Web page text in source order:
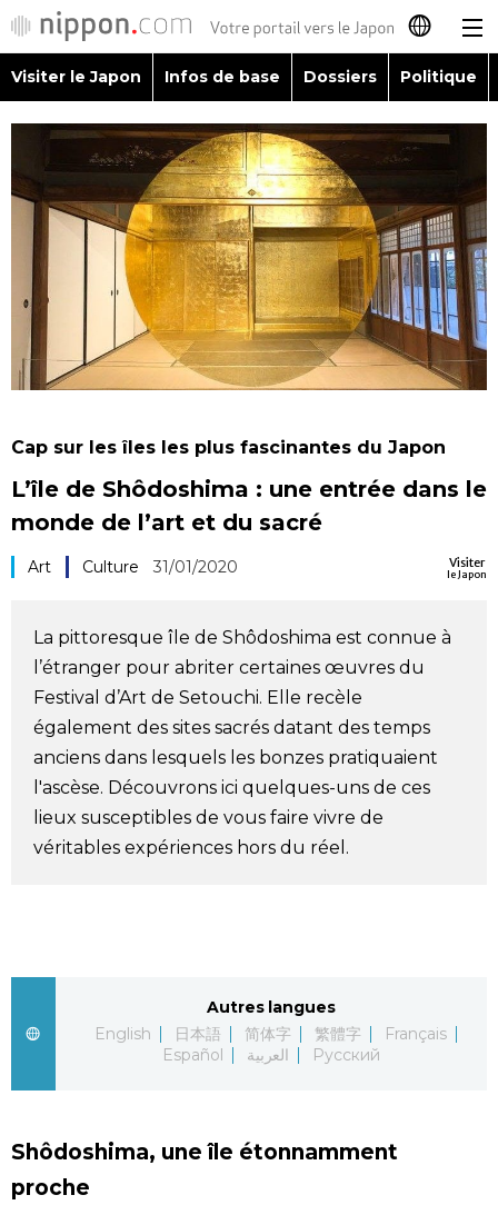
日本語
English
简体字
繁體字
Español
العربية
Visiter le Japon
Infos de base
Dossiers
Société
Gastronomie
Le japonais
En plus
Données
Personnages
Chroniques
Vidéos
official SNS
Visiter le Japon Infos de base Dossiers Politique
Cap sur les îles les plus fascinantes du Japon
L’île de Shôdoshima : une entrée dans le
monde de l’art et du sacré
Visiter
le Japon
Art Culture 31/01/2020
La pittoresque île de Shôdoshima est connue à
l’étranger pour abriter certaines œuvres du
Festival d’Art de Setouchi. Elle recèle
également des sites sacrés datant des temps
anciens dans lesquels les bonzes pratiquaient
l'ascèse. Découvrons ici quelques-uns de ces
lieux susceptibles de vous faire vivre de
véritables expériences hors du réel.
Autres langues
English
日本語 简体字 繁體字
Français
Español
العربية Русский
Shôdoshima, une île étonnamment
proche